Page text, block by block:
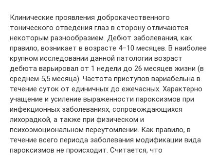
Клинические проявления доброкачественного
тонического отведения глаз в сторону отличаются
некоторым разнообразием. Дебют заболевания, как
правило, возникает в возрасте 4–10 месяцев. В наиболее
крупном исследовании данной патологии возраст
дебюта варьировал от 1 недели до 26 месяцев жизни (в
среднем 5,5 месяца). Частота приступов вариабельна в
течение суток от единичных до ежечасных. Характерно
учащение и усиление выраженности пароксизмов при
инфекционных заболеваниях, сопровождающихся
лихорадкой, а также при физическом и
психоэмоциональном переутомлении. Как правило, в
течение всего периода заболевания модификации вида
пароксизмов не происходит. Считается, что